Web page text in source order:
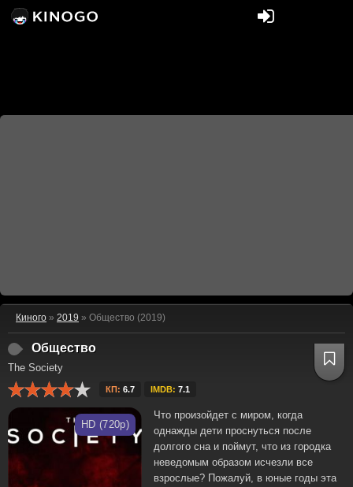
Киного » 2019 » Общество (2019)
Общество
The Society
КП: 6.7 IMDB: 7.1
HD (720p)
Что произойдет с миром, когда
однажды дети проснуться после
долгого сна и поймут, что из городка
неведомым образом исчезли все
взрослые? Пожалуй, в юные годы эта